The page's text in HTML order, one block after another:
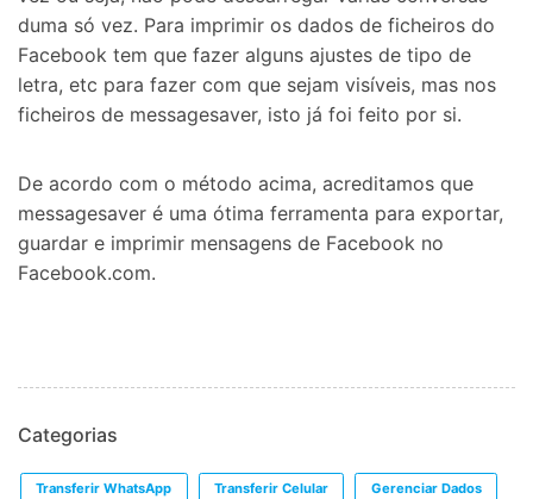
duma só vez. Para imprimir os dados de ficheiros do
Facebook tem que fazer alguns ajustes de tipo de
letra, etc para fazer com que sejam visíveis, mas nos
ficheiros de messagesaver, isto já foi feito por si.
De acordo com o método acima, acreditamos que
messagesaver é uma ótima ferramenta para exportar,
guardar e imprimir mensagens de Facebook no
Facebook.com.
Categorias
Transferir WhatsApp Transferir Celular Gerenciar Dados